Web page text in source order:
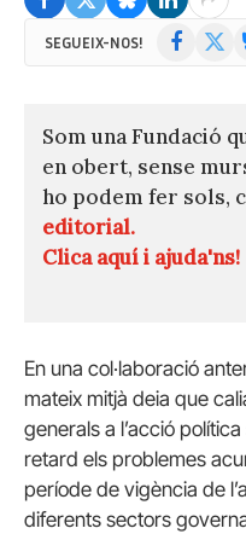
SEGUEIX-NOS! Facebook
Som una Fundació
en obert, sense
ho podem fer sols,
editorial.
Clica aquí i ajuda'ns!
En una col·laboració
mateix mitjà deia que
generals a l’acció
retard els problemes
període de vigència de
diferents sectors